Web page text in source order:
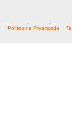
Política de Privacidade